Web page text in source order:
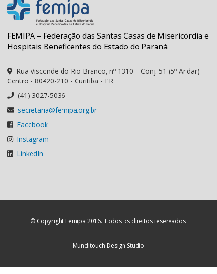
FEMIPA – Federação das Santas Casas de Misericórdia e
Hospitais Beneficentes do Estado do Paraná
Rua Visconde do Rio Branco, nº 1310 – Conj. 51 (5º Andar)
Centro - 80420-210 - Curitiba - PR
(41) 3027-5036
secretaria@femipa.org.br
Facebook
Instagram
LinkedIn
© Copyright Femipa 2016. Todos os direitos reservados.
Munditouch Design Studio